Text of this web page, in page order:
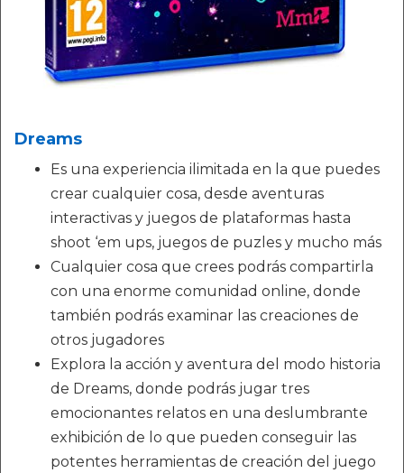
Dreams
Es una experiencia ilimitada en la que puedes
crear cualquier cosa, desde aventuras
interactivas y juegos de plataformas hasta
shoot ‘em ups, juegos de puzles y mucho más
Cualquier cosa que crees podrás compartirla
con una enorme comunidad online, donde
también podrás examinar las creaciones de
otros jugadores
Explora la acción y aventura del modo historia
de Dreams, donde podrás jugar tres
emocionantes relatos en una deslumbrante
exhibición de lo que pueden conseguir las
potentes herramientas de creación del juego